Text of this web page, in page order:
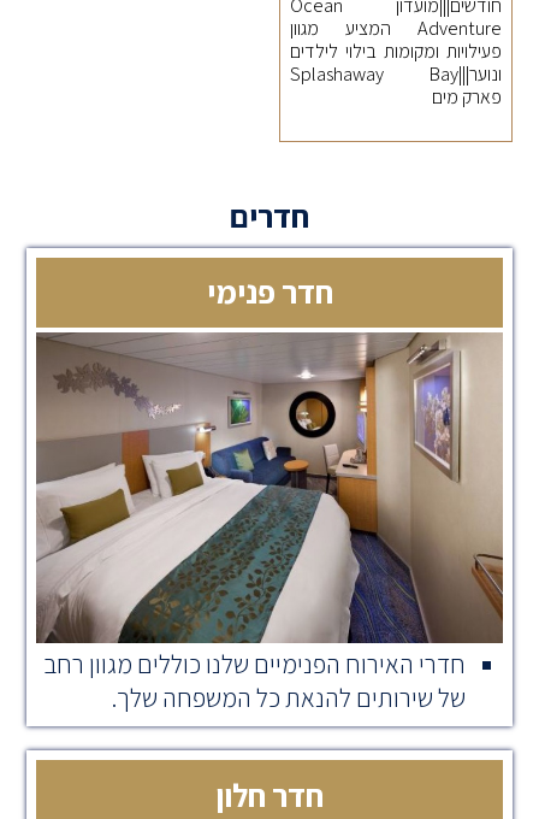
חודשים|||מועדון Ocean
Adventure המציע מגוון
פעילויות ומקומות בילוי לילדים
ונוער|||Splashaway Bay
פארק מים
חדרים
חדר פנימי
חדרי האירוח הפנימיים שלנו כוללים מגוון רחב
של שירותים להנאת כל המשפחה שלך.
חדר חלון